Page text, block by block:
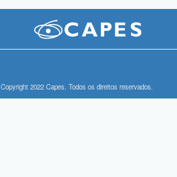
Copyright 2022 Capes. Todos os direitos reservados.